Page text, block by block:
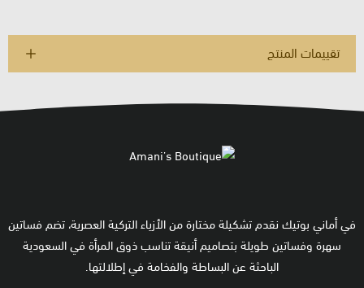
تقييمات المنتج
في أماني بوتيك نقدم تشكيلة مختارة من الأزياء التركية العصرية، تضم فساتين
سهرة وفساتين طويلة بتصاميم أنيقة تناسب ذوق المرأة في السعودية
الباحثة عن البساطة والفخامة في إطلالتها.